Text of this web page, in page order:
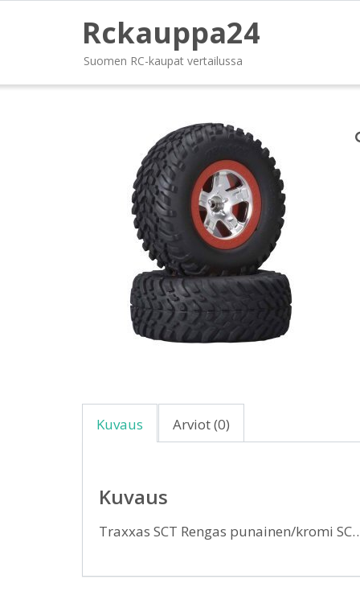
Rckauppa24
Suomen RC-kaupat vertailussa
Kuvaus Arviot (0)
Kuvaus
Traxxas SCT Rengas punainen/kromi